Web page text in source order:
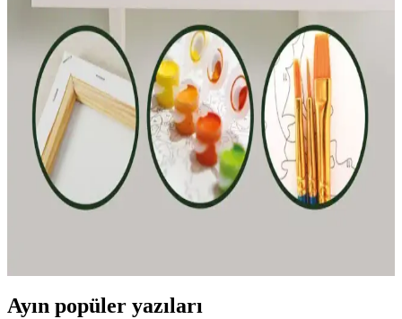
yardımcı oluyoruz.
Stabilo Point 88 İnce Keçe Uçlu Kalem: Renkli
Yazım ve Çizim İçin Yüksek Performanslı Kalem
Stabilo Point 88, canlı renkleri, dayanıklı yapısı ve güvenli
tasarımıyla okul ve sanat projeleri için ideal ince keçe uçlu kalemdir.
Palmiye Hobi Sanat ve Wombhobby Neo Felsefe
Sayılarla Boyama Setlerinin Karşılaştırması
İki farklı sayılarla boyama seti olan Palmiye Hobi Sanat ve
Ayın popüler yazıları